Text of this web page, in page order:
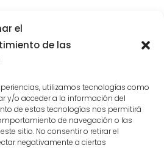
el
de las
utilizamos tecnologías como
y/o acceder a la información del
de estas tecnologías nos permitirá
de navegación o las
sitio. No consentir o retirar el
negativamente a ciertas